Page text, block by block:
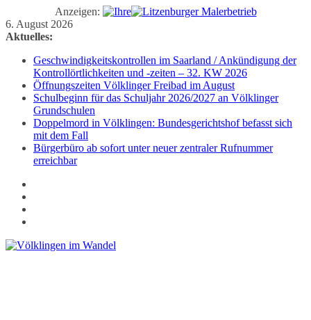
Anzeigen:
Zum
Inhalt
6. August 2026
Aktuelles:
Geschwindigkeitskontrollen im Saarland / Ankündigung der
Kontrollörtlichkeiten und -zeiten – 32. KW 2026
Öffnungszeiten Völklinger Freibad im August
Schulbeginn für das Schuljahr 2026/2027 an Völklinger
Grundschulen
Doppelmord in Völklingen: Bundesgerichtshof befasst sich
mit dem Fall
Bürgerbüro ab sofort unter neuer zentraler Rufnummer
erreichbar